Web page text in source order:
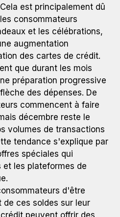
est principalement dû
consommateurs
et les célébrations,
augmentation
des cartes de crédit.
que durant les mois
préparation progressive
des dépenses. De
commencent à faire
décembre reste le
volumes de transactions
tendance s'explique par
spéciales qui
et les plateformes de
d'être
ces soldes sur leur
peuvent offrir des